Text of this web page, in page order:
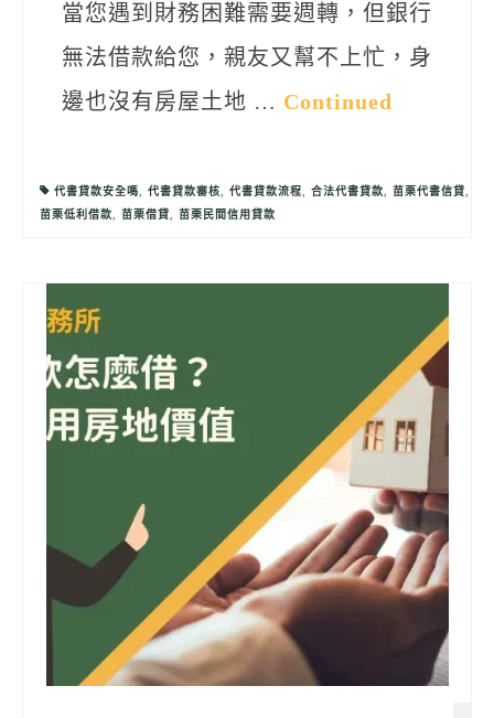
當您遇到財務困難需要週轉，但銀行
無法借款給您，親友又幫不上忙，身
邊也沒有房屋土地 … Continued
代書貸款安全嗎, 代書貸款審核, 代書貸款流程, 合法代書貸款, 苗栗代書信貸,
苗栗低利借款, 苗栗借貸, 苗栗民間信用貸款